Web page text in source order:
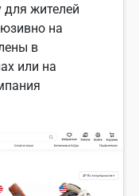
для жителей
на
в
или на